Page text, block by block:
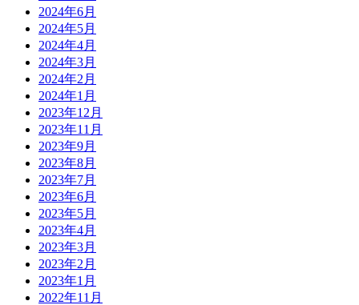
2024年6月
2024年5月
2024年4月
2024年3月
2024年2月
2024年1月
2023年12月
2023年11月
2023年9月
2023年8月
2023年7月
2023年6月
2023年5月
2023年4月
2023年3月
2023年2月
2023年1月
2022年11月